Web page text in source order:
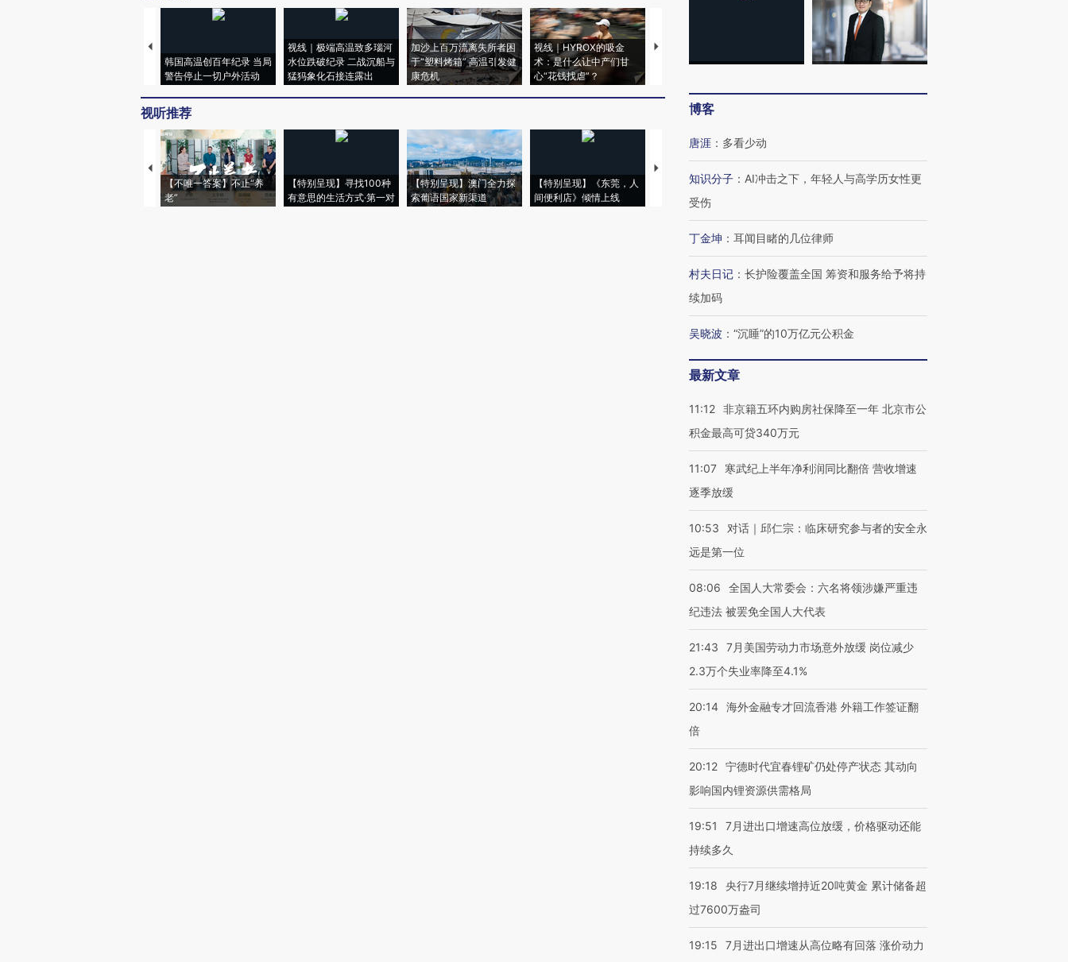
韩国高温创百年纪录 当局
警告停止一切户外活动
视线｜极端高温致多瑙河
水位跌破纪录 二战沉船与
猛犸象化石接连露出
加沙上百万流离失所者困
于“塑料烤箱” 高温引发健
康危机
视线｜HYROX的吸金
术：是什么让中产们甘
心“花钱找虐”？
马航飞行员跨国走私7万
粒摇头丸 尿检体内含3种
视线｜被称为“蟑螂”的印
度Z世代 用街头抗争将教
视线｜“入侵”还是“人道危
机”？难民潮撕裂西班牙
视听推荐
【不唯一答案】不止“养
老”
【特别呈现】寻找100种
有意思的生活方式·第一对
【特别呈现】澳门全力探
索葡语国家新渠道
【特别呈现】《东莞，人
间便利店》倾情上线
【推广】走进第四届链博
会，让数智科技“链”接产
【特别呈现】寻找100种
CFO：不靠规模取胜，华
博客
唐涯 ： 多看少动
知识分子 ： AI冲击之下，年轻人与高学历女性更
受伤
丁金坤 ： 耳闻目睹的几位律师
村夫日记 ： 长护险覆盖全国 筹资和服务给予将持
续加码
吴晓波 ： “沉睡”的10万亿元公积金
最新文章
11:12 非京籍五环内购房社保降至一年 北京市公
积金最高可贷340万元
11:07
寒武纪上半年净利润同比翻倍 营收增速
逐季放缓
10:53
对话｜邱仁宗：临床研究参与者的安全永
远是第一位
08:06
全国人大常委会：六名将领涉嫌严重违
纪违法 被罢免全国人大代表
21:43
7月美国劳动力市场意外放缓 岗位减少
2.3万个失业率降至4.1%
20:14 海外金融专才回流香港 外籍工作签证翻
倍
20:12 宁德时代宜春锂矿仍处停产状态 其动向
影响国内锂资源供需格局
19:51
7月进出口增速高位放缓，价格驱动还能
持续多久
19:18
央行7月继续增持近20吨黄金 累计储备超
过7600万盎司
19:15 7月进出口增速从高位略有回落 涨价动力